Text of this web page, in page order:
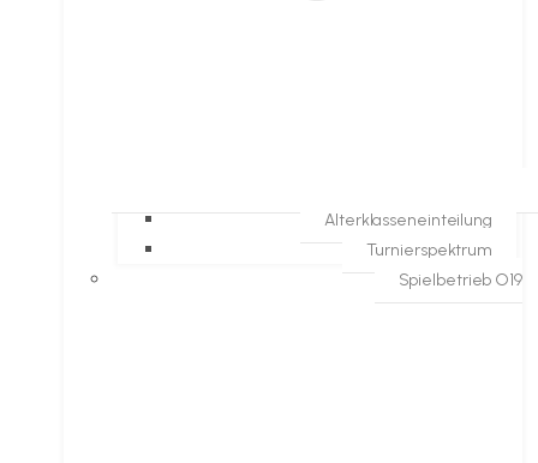
Alterklasseneinteilung
Turnierspektrum
Spielbetrieb O19